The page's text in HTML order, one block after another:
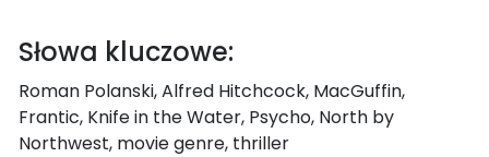
Słowa kluczowe:
Roman Polanski, Alfred Hitchcock, MacGuffin,
Frantic, Knife in the Water, Psycho, North by
Northwest, movie genre, thriller